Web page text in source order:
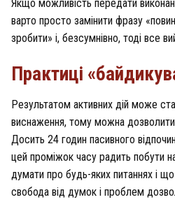
Якщо можливість передати
варто просто замінити фразу
зробити» і, безсумнівно, тоді все
Практиці
Результатом активних дій може
виснаження, тому можна дозволити
Досить 24 годин пасивного
цей проміжок часу радить побути
думати про будь-яких питаннях і
свобода від думок і проблем